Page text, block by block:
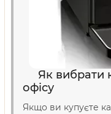
Як вибрати
офісу
Якщо ви купуєте